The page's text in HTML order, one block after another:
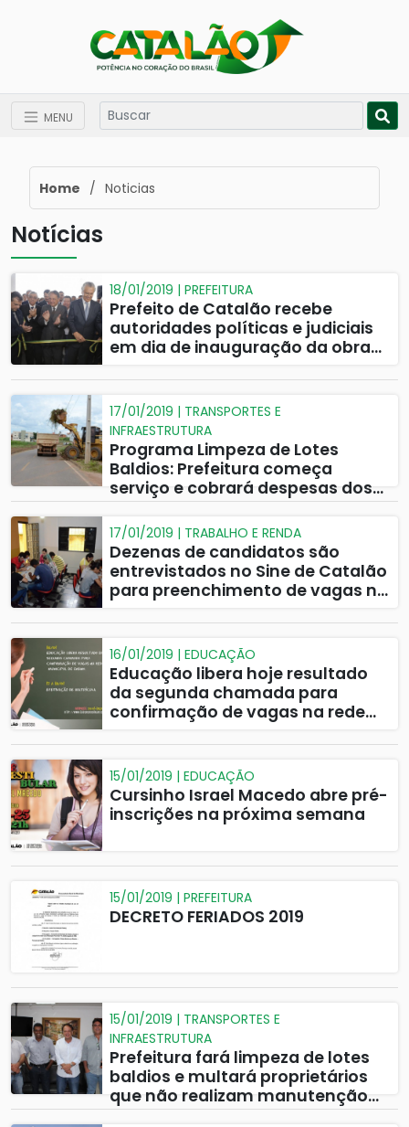
MENU
Home / Noticias
Notícias
18/01/2019 | PREFEITURA
Prefeito de Catalão recebe
autoridades políticas e judiciais
em dia de inauguração da obra
17/01/2019 | TRANSPORTES E
INFRAESTRUTURA
Programa Limpeza de Lotes
Baldios: Prefeitura começa
serviço e cobrará despesas dos
proprietários dos terrenos vagos
17/01/2019 | TRABALHO E RENDA
Dezenas de candidatos são
entrevistados no Sine de Catalão
para preenchimento de vagas na
16/01/2019 | EDUCAÇÃO
Educação libera hoje resultado
da segunda chamada para
confirmação de vagas na rede
15/01/2019 | EDUCAÇÃO
Cursinho Israel Macedo abre pré-
inscrições na próxima semana
15/01/2019 | PREFEITURA
DECRETO FERIADOS 2019
15/01/2019 | TRANSPORTES E
INFRAESTRUTURA
Prefeitura fará limpeza de lotes
baldios e multará proprietários
que não realizam manutenção
de suas propriedades